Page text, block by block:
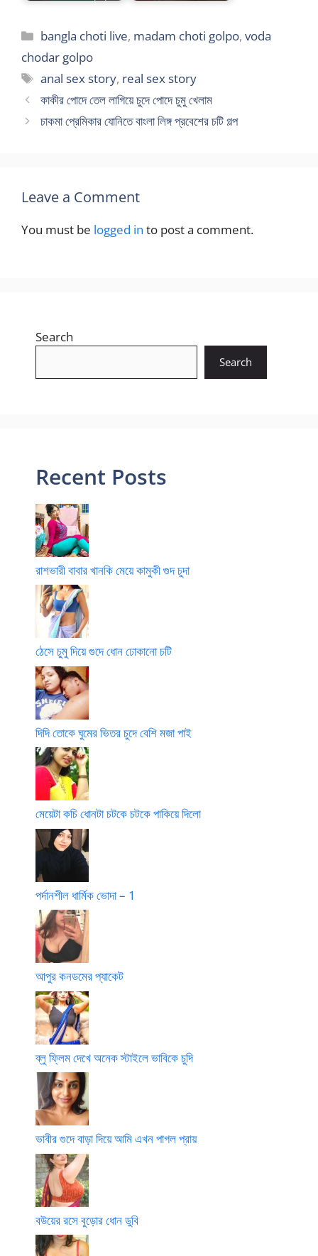
Categories
bangla choti live, madam choti golpo,voda
chodar golpo
Tags
anal sex story, real sex story
কাকীর পোদে তেল লাগিয়ে চুদে পোদে চুমু খেলাম
চাকমা প্রেমিকার যোনিতে বাংলা লিঙ্গ প্রবেশের চটি গল্প
Leave a Comment
You must be logged in to post a comment.
Search
Search
Recent Posts
রাশভারী বাবার খানকি মেয়ে কামুকী গুদ চুদা
ঠেসে চুমু দিয়ে গুদে ধোন ঢোকানো চটি
দিদি তোকে ঘুমের ভিতর চুদে বেশি মজা পাই
মেয়েটা কচি ধোনটা চটকে চটকে পাকিয়ে দিলো
পর্দানশীল ধার্মিক ভোদা – 1
আপুর কনডমের প্যাকেট
ব্লু ফ্লিম দেখে অনেক স্টাইলে ভাবিকে চুদি
ভাবীর গুদে বাড়া দিয়ে আমি এখন পাগল প্রায়
বউয়ের রসে বুড়োর ধোন ডুবি